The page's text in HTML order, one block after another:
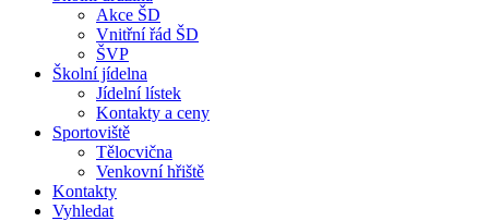
Akce ŠD
Vnitřní řád ŠD
ŠVP
Školní jídelna
Jídelní lístek
Kontakty a ceny
Sportoviště
Tělocvična
Venkovní hřiště
Kontakty
Vyhledat